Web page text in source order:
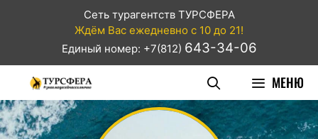
Сеть турагентств ТУРСФЕРА
Ждём Вас ежедневно с 10 до 21!
Единый номер: +7(812) 643-34-06
МЕНЮ